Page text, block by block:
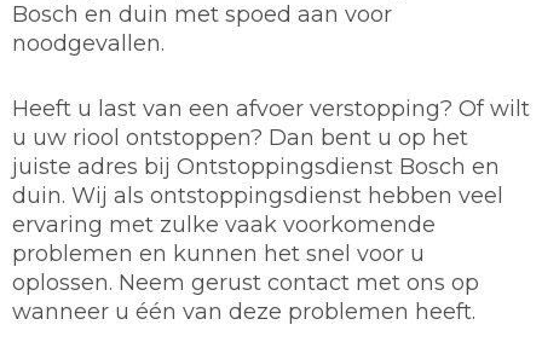
Bosch en duin met spoed aan voor
noodgevallen.
Heeft u last van een afvoer verstopping? Of wilt
u uw riool ontstoppen? Dan bent u op het
juiste adres bij Ontstoppingsdienst Bosch en
duin. Wij als ontstoppingsdienst hebben veel
ervaring met zulke vaak voorkomende
problemen en kunnen het snel voor u
oplossen. Neem gerust contact met ons op
wanneer u één van deze problemen heeft.